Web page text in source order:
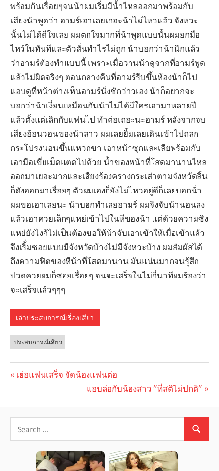
พร้อมกันเรื่อยๆจนน้าผมเริ่มมีน้ำไหลออกมาพร้อมกับ
เสียงน้าพูดว่า อามร์เอาเลยเถอะน้าไม่ไหวแล้ว จังหวะ
นั้นไม่ได้ดีใจเลย ผมตกใจมากที่น้าพูดแบบนั้นผมยกมือ
ไหว้ในทันทีและตัวสั่นทำไรไม่ถูก น้าบอกว่าน้านึกแล้ว
ว่าอามร์ต้องทำแบบนี้ เพราะเมื่อวานน้าดูจากที่อามร์พูด
แล้วไม่ผิดจริงๆ ตอนกลางคืนที่อามร์รีบขึ้นห้องน้าก็ไป
แอบดูที่หน้าต่างเห็นอามร์นั่งชักว่าวเอง น้าก็อยากจะ
บอกว่าน้าเงี่ยนเหมือนกันน้าไม่ได้มีใครเอามาหลายปี
แล้วตั้งแต่เลิกกับแฟนไป ทำต่อเถอะนะอามร์ หลังจากจบ
เสียงอ้อนวอนของน้าสาว ผมเลยยิ้มเลยเดินเข้าไปถลก
กระโปรงนอนขึ้นแหวกขา เอาหน้าซุกและเลียพร้อมกับ
เอามือเขี่ยเม็ดแตดไปด้วย น้ำของหน้าที่โสดมานานไหล
ออกมาเยอะมากและเสียงร้องครางกระเส่าตามจังหวัดลิ้น
ก็ดังออกมาเรื่อยๆ ตัวผมเองก็ยังไม่ไหวอยู่ดีก็เลยบอกน้่า
ผมขอเอาเลยนะ น้าบอกทำเลยอามร์ ผมจึงจับน้านอนลง
แล้วเอาควยเล็กๆแหย่เข้าไปในหีของน้า แต่ด้วยความซิง
แหย่ยังไงก้ไม่เป็นต้องขอให้น้าจับเอาเข้าให้เมื่อเข้าแล้ว
จึงเริ้่มซอยแบบมีจังหวัดบ้างไม่มีจังหวะบ้าง ผมสัมผัสได้
ถึงความฟิตของหีน้าที่โสดมานาน มันแน่นมากจนรุ้สึก
ปวดควยผมก็ซอยเรื่อยๆ จนจะเสร็จในไม่กี่นาทีผมร้องว่า
จะเสร็จแล้วๆๆๆ
เล่าประสบการณ์เรื่องเสียว
ประสบการณ์เสียว
navigation
Previous
เย่อแฟนเสร็จ จัดน้องแฟนต่อ
Next
แอบล่อกับน้องสาว ”ที่สติไม่ปกติ”